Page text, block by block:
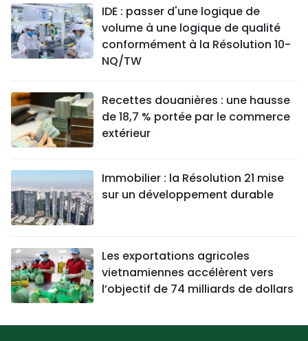
IDE : passer d'une logique de
volume à une logique de qualité
conformément à la Résolution 10-
NQ/TW
Recettes douanières : une hausse
de 18,7 % portée par le commerce
extérieur
Immobilier : la Résolution 21 mise
sur un développement durable
Les exportations agricoles
vietnamiennes accélèrent vers
l’objectif de 74 milliards de dollars